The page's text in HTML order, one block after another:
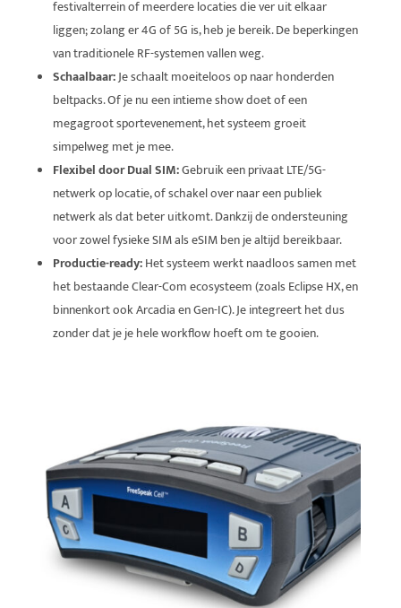
festivalterrein of meerdere locaties die ver uit elkaar
liggen; zolang er 4G of 5G is, heb je bereik. De beperkingen
van traditionele RF-systemen vallen weg.
Schaalbaar:Je schaalt moeiteloos op naar honderden
beltpacks. Of je nu een intieme show doet of een
megagroot sportevenement, het systeem groeit
simpelweg met je mee.
Flexibel door Dual SIM:Gebruik een privaat LTE/5G-
netwerk op locatie, of schakel over naar een publiek
netwerk als dat beter uitkomt. Dankzij de ondersteuning
voor zowel fysieke SIM als eSIM ben je altijd bereikbaar.
Productie-ready:Het systeem werkt naadloos samen met
het bestaande Clear-Com ecosysteem (zoals Eclipse HX, en
binnenkort ook Arcadia en Gen-IC). Je integreert het dus
zonder dat je je hele workflow hoeft om te gooien.